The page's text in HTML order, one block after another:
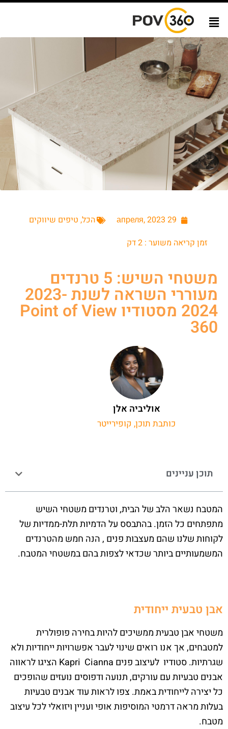
29 апреля, 2023 הכל, טיפים שיווקים
זמן קריאה משוער : 2דק
משטחי השיש: 5 טרנדים
מעוררי השראה לשנת 2023-
2024 מסטודיו Point of View
360
אוליביה אלן
כותבת תוכן, קופירייטר
תוכן עניינים
המטבח נשאר הלב של הבית, וטרנדים משטחי השיש
מתפתחים כל הזמן. בהתבסס על הדמיות תלת-ממדיות של
לקוחות שלנו שהם מעצבות פנים , הנה חמש מהטרנדים
המשמעותיים ביותר שכדאי לצפות בהם במשטחי המטבח.
אבן טבעית ייחודית
משטחי אבן טבעית ממשיכים להיות בחירה פופולרית
למטבחים, אך אנו רואים שינוי לעבר אפשרויות ייחודיות ולא
שגרתיות. סטודיו לעיצוב פנים Kapri Cianna הציגו לראווה
אבנים טבעיות עם עורקים, תנועה ודפוסים נועזים שהופכים
כל יצירה לייחודית באמת. צפו לראות עוד אבנים טבעיות
בעלות מראה דרמטי המוסיפות אופי ועניין ויזואלי לכל עיצוב
מטבח.